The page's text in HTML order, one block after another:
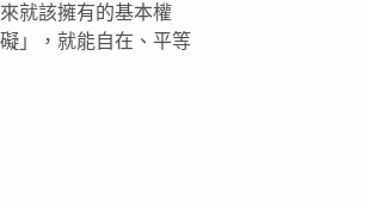
就該擁有的基本權
」，就能自在、平等